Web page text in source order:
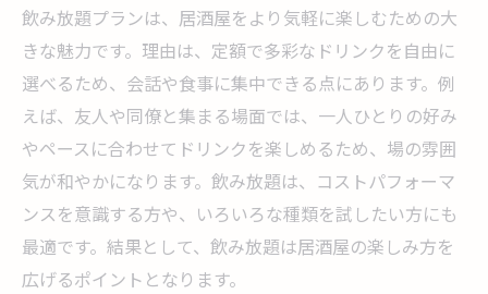
話題の特色ある居酒屋メニューの選び方
飲み放題と相性抜群の創作料理を楽しむ方
法
個性的な居酒屋メニューで盛り上がる飲み
会
阿波座駅周辺で注目の居酒屋メニュー特集
居酒屋でジブリ飯風メニューを楽しむコツ
仕事帰りに最適な飲み放題スポットとは
飲み放題プランは、居酒屋をより気軽に楽しむための大
きな魅力です。理由は、定額で多彩なドリンクを自由に
選べるため、会話や食事に集中できる点にあります。例
えば、友人や同僚と集まる場面では、一人ひとりの好み
やペースに合わせてドリンクを楽しめるため、場の雰囲
気が和やかになります。飲み放題は、コストパフォーマ
ンスを意識する方や、いろいろな種類を試したい方にも
最適です。結果として、飲み放題は居酒屋の楽しみ方を
広げるポイントとなります。